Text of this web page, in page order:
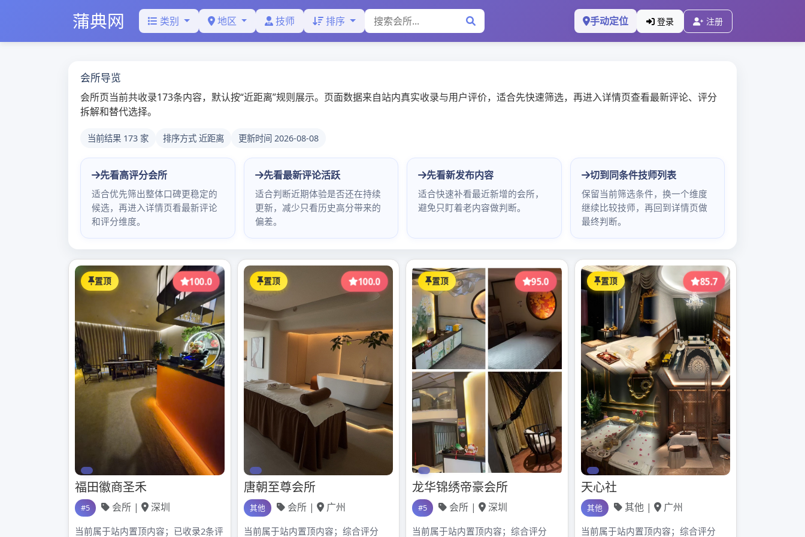
搜
广州高端喝茶
广州高端喝茶上课
广州中高端喝茶推荐：深圳大圈资源与广州QT场子对比
2025年10月28日
深入剖析两地喝茶资源差异
在广州寻找中高端喝茶场所时，不少人会将深圳大圈资源与广州QT场子进行对比。深圳大圈资源涵盖的喝茶场所往往具有国际化
的风格和高端的设施。这些场所通常注重服务的精细化，从茶叶的品质到茶具的搭配都十分考究。例如，有些场所会聘请专业的
茶艺师，为顾客提供专业的泡茶服务，讲解茶叶的知识和文化，让顾客在品茶的同时，也能深入了解茶文化。而且，深圳大圈资
源的场所环境往往较为优雅，装修风格多样，有古典中式、现代简约等，能满足不同顾客的审美需求。
而广州QT场子则具有浓郁的本地特色。这里的喝茶场所更贴近广州人的生活习惯和口味偏好。广州人爱喝茶，对茶的品质和口感
有自己独特的要求。QT场子通常会提供丰富多样的本地茶品，如红茶、绿茶、乌龙茶等，并且会搭配一些传统的广式点心，让顾
客在享受茶香的同时，也能品尝到地道的广式美食。此外，广州QT场子的氛围更加热闹，顾客之间的交流互动更多，让人感受到
浓浓的市井气息。
从价格方面来看，深圳大圈资源的喝茶场所由于其高端的定位和优质的服务，价格相对较高。而广州QT场子则更注重性价比，价
格相对较为亲民，适合不同消费层次的人群。在服务方面，深圳大圈资源的场所更注重个性化服务，会根据顾客的需求提供定制
化的茶品和服务。广州QT场子则更注重热情周到的服务，让顾客有宾至如归的感觉。
在选择喝茶场所时，如果您喜欢国际化的风格、高端的服务和优雅的环境，那么深圳大圈资源的喝茶场所可能更适合您。如果您
想体验浓郁的本地特色、地道的广式美食和热闹的氛围，那么广州QT场子会是一个不错的选择。总之，根据自己的喜好和需求来
选择，才能在喝茶的过程中获得更好的体验。